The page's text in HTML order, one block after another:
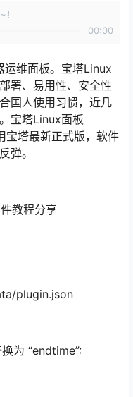
00:00
运维面板。宝塔Linux
署、易用性、安全性
国人使用习惯，近几
宝塔Linux面板
塔最新正式版，软件
弹。
教程分享
plugin.json
为 “endtime”: